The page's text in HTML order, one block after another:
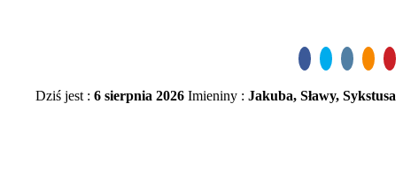
Dziś jest : 6 sierpnia 2026 Imieniny : Jakuba, Sławy, Sykstusa